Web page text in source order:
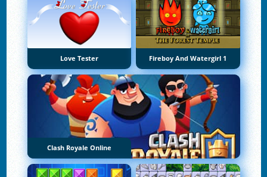
Love Tester Fireboy And Watergirl 1
Clash Royale Online